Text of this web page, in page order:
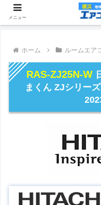
ホーム ルームエア
RAS-ZJ25N-W
まくん ZJシリー
メニュー